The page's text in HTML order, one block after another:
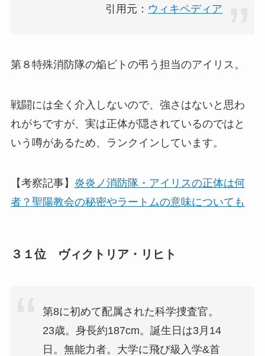
引用元： ウィキペディア
第８特殊消防隊の焔ビトの弔う担当のアイリス。
戦闘には全く介入しないので、強さはないと思わ
れがちですが、実は正体が隠されているのではと
いう噂があるため、ランクインしています。
【考察記事】 炎炎ノ消防隊・アイリスの正体は何
者？聖陽教会の秘密やラートムの意味についても
３１位 ヴィクトリア・リヒト
第8に初めて配属された科学捜査官。
23歳。身長約187cm。誕生日は3月14
日。無能力者。大学に飛び級入学&首